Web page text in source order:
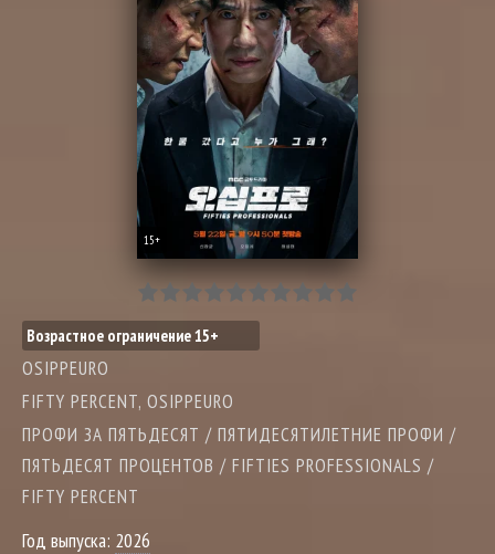
15+
Возрастное ограничение 15+
OSIPPEURO
FIFTY PERCENT, OSIPPEURO
ПРОФИ ЗА ПЯТЬДЕСЯТ / ПЯТИДЕСЯТИЛЕТНИЕ ПРОФИ /
ПЯТЬДЕСЯТ ПРОЦЕНТОВ / FIFTIES PROFESSIONALS /
FIFTY PERCENT
Год выпуска: 2026